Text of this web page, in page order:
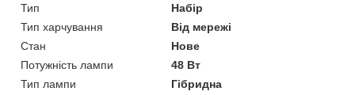
Тип
Набір
Тип харчування
Від мережі
Стан
Нове
Потужність лампи
48 Вт
Тип лампи
Гібридна